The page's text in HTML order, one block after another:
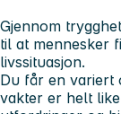
Gjennom
til at mennesker
livssituasjon.
Du får en variert
vakter er helt